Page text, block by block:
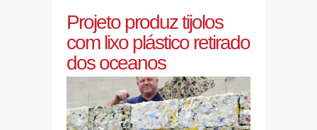
Projeto produz tijolos
com lixo plástico retirado
dos oceanos